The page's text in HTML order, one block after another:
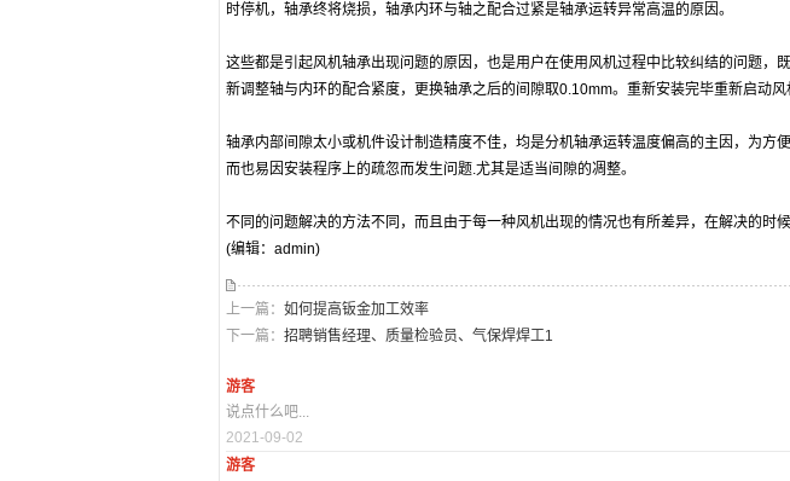
时停机，轴承终将烧损，轴承内环与轴之配合过紧是轴承运转异常高温的原因。
这些都是引起风机轴承出现问题的原因，也是用户在使用风机过程中比较纠结的问题
新调整轴与内环的配合紧度，更换轴承之后的间隙取0.10mm。重新安装完毕重新启动风
轴承内部间隙太小或机件设计制造精度不佳，均是分机轴承运转温度偏高的主因，为
而也易因安装程序上的疏忽而发生问题.尤其是适当间隙的凋整。
不同的问题解决的方法不同，而且由于每一种风机出现的情况也有所差异，在解决的时候
(编辑：admin)
上一篇： 如何提高钣金加工效率
下一篇： 招聘销售经理、质量检验员、气保焊焊工1
游客
说点什么吧...
2021-09-02
游客